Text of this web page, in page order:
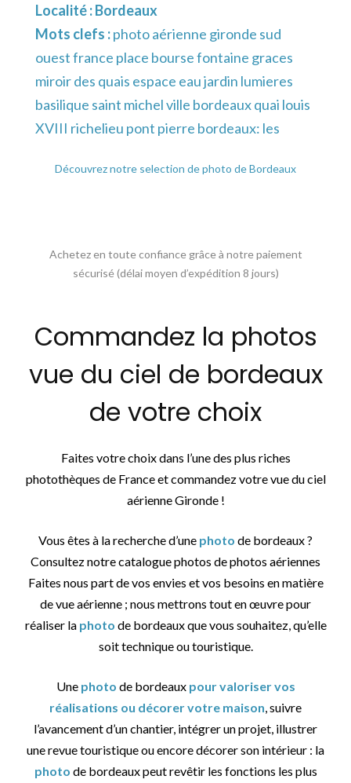
Localité :Bordeaux
Mots clefs :photo aérienne gironde sud
ouest france place bourse fontaine graces
miroir des quais espace eau jardin lumieres
basilique saint michel ville bordeaux quai louis
XVIII richelieu pont pierre bordeaux: les
Découvrez notre selection de photo de Bordeaux
Achetez en toute confiance grâce à notre paiement
sécurisé (délai moyen d’expédition 8 jours)
Commandez la photos
vue du ciel de bordeaux
de votre choix
Faites votre choix dans l’une des plus riches
photothèques de France et commandez votre vue du ciel
aérienne Gironde !
Vous êtes à la recherche d’une photo de bordeaux ?
Consultez notre catalogue photos de photos aériennes
Faites nous part de vos envies et vos besoins en matière
de vue aérienne ; nous mettrons tout en œuvre pour
réaliser la photo de bordeaux que vous souhaitez, qu’elle
soit technique ou touristique.
Une photo de bordeaux pour valoriser vos
réalisations ou décorer votre maison, suivre
l’avancement d’un chantier, intégrer un projet, illustrer
une revue touristique ou encore décorer son intérieur : la
photo de bordeaux peut revêtir les fonctions les plus